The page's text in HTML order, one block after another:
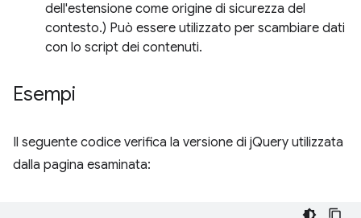
dell'estensione come origine di sicurezza del
contesto.) Può essere utilizzato per scambiare dati
con lo script dei contenuti.
Esempi
Il seguente codice verifica la versione di jQuery utilizzata
dalla pagina esaminata: